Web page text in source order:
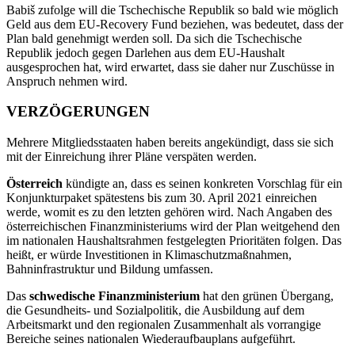
Babiš zufolge will die Tschechische Republik so bald wie möglich
Geld aus dem EU-Recovery Fund beziehen, was bedeutet, dass der
Plan bald genehmigt werden soll. Da sich die Tschechische
Republik jedoch gegen Darlehen aus dem EU-Haushalt
ausgesprochen hat, wird erwartet, dass sie daher nur Zuschüsse in
Anspruch nehmen wird.
VERZÖGERUNGEN
Mehrere Mitgliedsstaaten haben bereits angekündigt, dass sie sich
mit der Einreichung ihrer Pläne verspäten werden.
Österreich kündigte an, dass es seinen konkreten Vorschlag für ein
Konjunkturpaket spätestens bis zum 30. April 2021 einreichen
werde, womit es zu den letzten gehören wird. Nach Angaben des
österreichischen Finanzministeriums wird der Plan weitgehend den
im nationalen Haushaltsrahmen festgelegten Prioritäten folgen. Das
heißt, er würde Investitionen in Klimaschutzmaßnahmen,
Bahninfrastruktur und Bildung umfassen.
Das schwedische Finanzministerium hat den grünen Übergang,
die Gesundheits- und Sozialpolitik, die Ausbildung auf dem
Arbeitsmarkt und den regionalen Zusammenhalt als vorrangige
Bereiche seines nationalen Wiederaufbauplans aufgeführt.